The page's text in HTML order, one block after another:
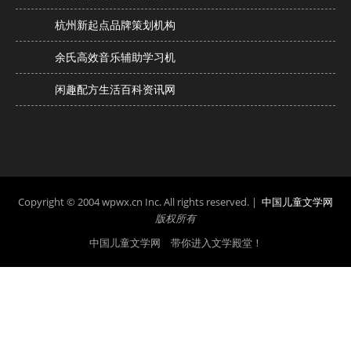
杭州新起点品牌策划机构
余氏高效音乐辅助学习机
闲趣配方生活百科资讯网
Copyright © 2004 wpwx.cn Inc. All rights reserved. | 中国儿童文学网
版权所有
中国儿童文学网 带你进入文学殿堂！